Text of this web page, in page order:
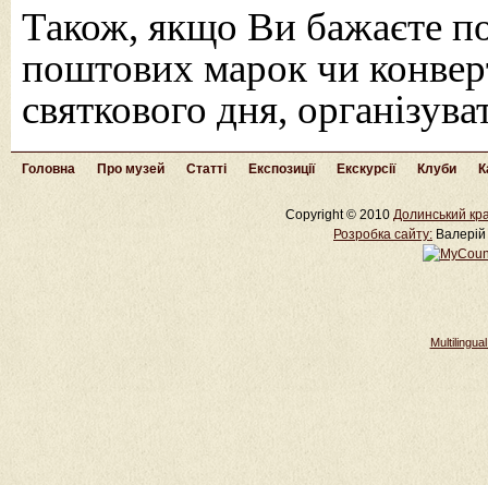
Також, якщо Ви бажаєте
поштових марок чи
святкового дня,
Головна Про музей Статті Експозиції Екскурсії Клуби
Copyright © 2010 Долинський
Розробка cайту: